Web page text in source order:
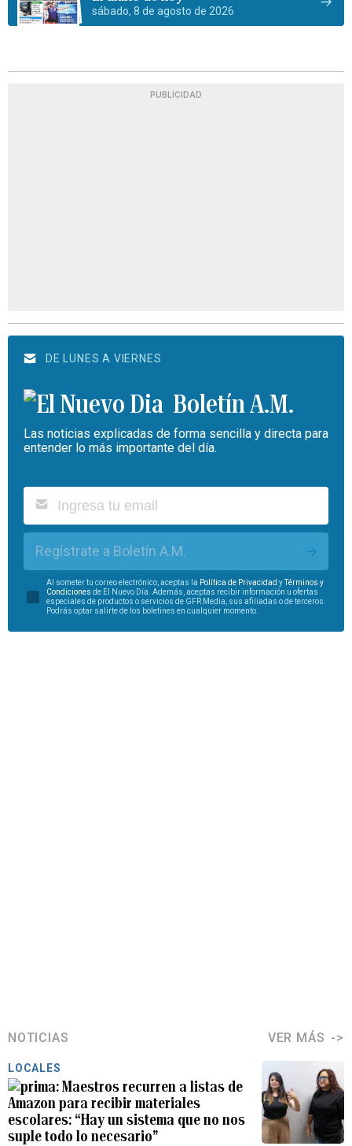
sábado, 8 de agosto de 2026
PUBLICIDAD
DE LUNES A VIERNES
Boletín A.M.
Las noticias explicadas de forma sencilla y directa para
entender lo más importante del día.
Regístrate a Boletín A.M.
Al someter tu correo electrónico, aceptas la Política de Privacidad yTérminos y
Condiciones de El Nuevo Día. Además, aceptas recibir información u ofertas
especiales de productos o servicios de GFR Media, sus afiliadas o de terceros.
Podrás optar salirte de los boletines en cualquier momento.
NOTICIAS VER MÁS
LOCALES
Maestros recurren a listas de
Amazon para recibir materiales
escolares: “Hay un sistema que no nos
suple todo lo necesario”